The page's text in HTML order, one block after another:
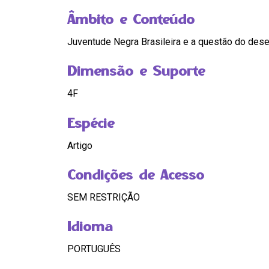
Âmbito e Conteúdo
Juventude Negra Brasileira e a questão do
Dimensão e Suporte
4F
Espécie
Artigo
Condições de Acesso
SEM RESTRIÇÃO
Idioma
PORTUGUÊS